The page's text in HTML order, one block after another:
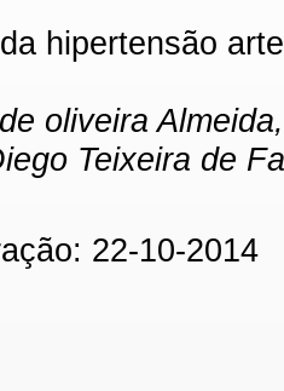
hipertensão
oliveira
Teixeira de
22-10-2014